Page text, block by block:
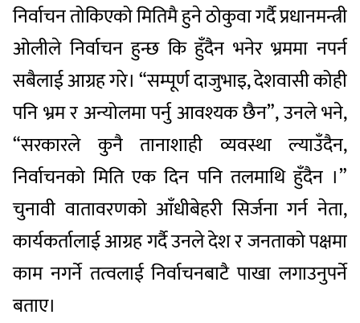
निर्वाचन तोकिएको मितिमै हुने ठोकुवा गर्दै प्रधानमन्त्री
ओलीले निर्वाचन हुन्छ कि हुँदैन भनेर भ्रममा नपर्न
सबैलाई आग्रह गरे। “सम्पूर्ण दाजुभाइ, देशवासी कोही
पनि भ्रम र अन्योलमा पर्नु आवश्यक छैन”, उनले भने,
“सरकारले कुनै तानाशाही व्यवस्था ल्याउँदैन,
निर्वाचनको मिति एक दिन पनि तलमाथि हुँदैन ।”
चुनावी वातावरणको आँधीबेहरी सिर्जना गर्न नेता,
कार्यकर्तालाई आग्रह गर्दै उनले देश र जनताको पक्षमा
काम नगर्ने तत्वलाई निर्वाचनबाटै पाखा लगाउनुपर्ने
बताए।